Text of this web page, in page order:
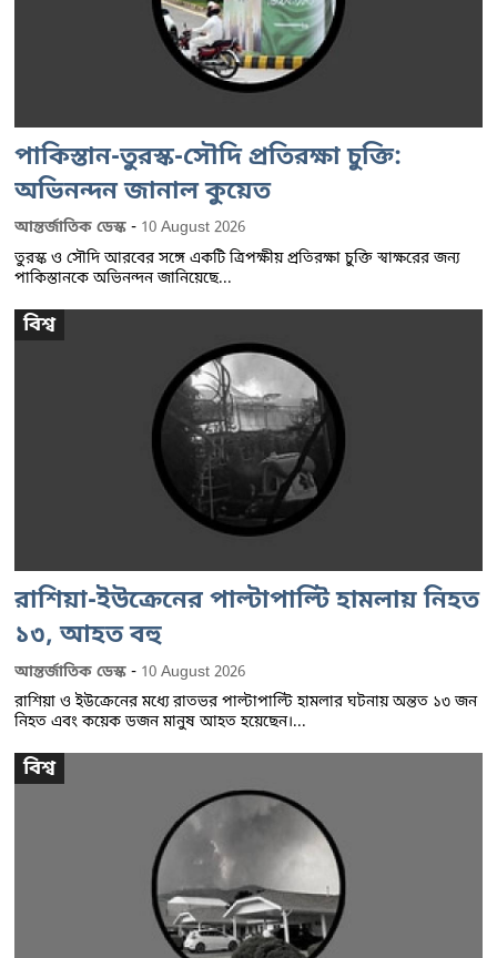
পাকিস্তান-তুরস্ক-সৌদি প্রতিরক্ষা চুক্তি:
অভিনন্দন জানাল কুয়েত
আন্তর্জাতিক ডেস্ক - 10 August 2026
তুরস্ক ও সৌদি আরবের সঙ্গে একটি ত্রিপক্ষীয় প্রতিরক্ষা চুক্তি স্বাক্ষরের জন্য
পাকিস্তানকে অভিনন্দন জানিয়েছে...
বিশ্ব
রাশিয়া-ইউক্রেনের পাল্টাপাল্টি হামলায় নিহত
১৩, আহত বহু
আন্তর্জাতিক ডেস্ক - 10 August 2026
রাশিয়া ও ইউক্রেনের মধ্যে রাতভর পাল্টাপাল্টি হামলার ঘটনায় অন্তত ১৩ জন
নিহত এবং কয়েক ডজন মানুষ আহত হয়েছেন।...
বিশ্ব